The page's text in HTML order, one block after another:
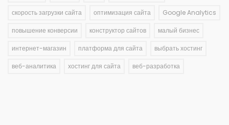
скорость загрузки сайта оптимизация сайта Google Analytics
повышение конверсии конструктор сайтов малый бизнес
интернет-магазин платформа для сайта выбрать хостинг
веб-аналитика хостинг для сайта веб-разработка